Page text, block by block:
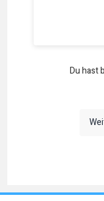
Du hast